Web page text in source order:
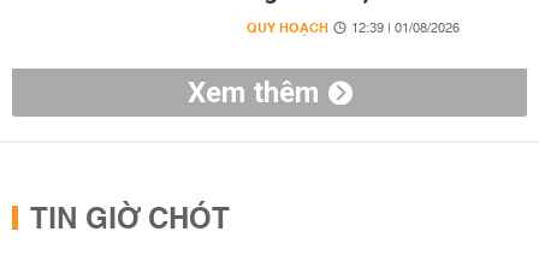
QUY HOẠCH 12:39 | 01/08/2026
Xem thêm
TIN GIỜ CHÓT